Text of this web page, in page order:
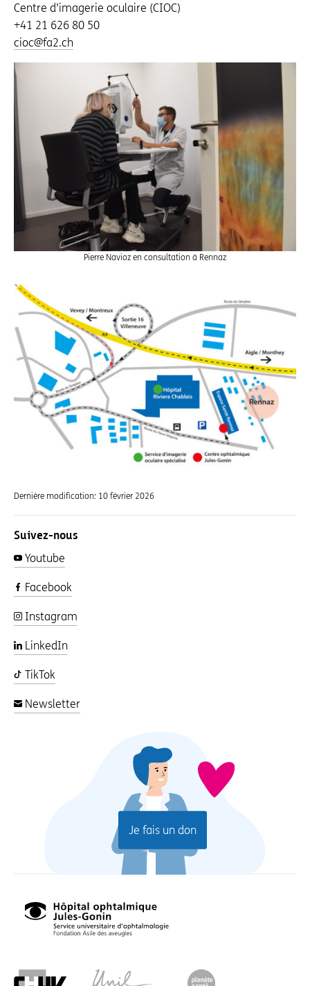
Centre d’imagerie oculaire (CIOC)
+41 21 626 80 50
cioc@fa2.ch
Pierre Navioz en consultation à Rennaz
Dernière modification: 10 février 2026
Suivez-nous
Youtube
Facebook
Instagram
LinkedIn
TikTok
Newsletter
Je fais un don
Gonin,